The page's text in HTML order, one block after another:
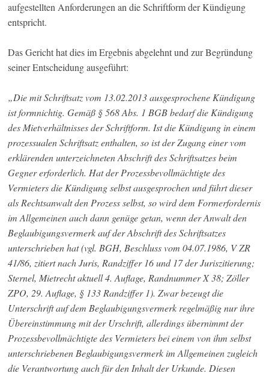
aufgestellten Anforderungen an die Schriftform der Kündigung
entspricht.
Das Gericht hat dies im Ergebnis abgelehnt und zur Begründung
seiner Entscheidung ausgeführt:
„Die mit Schriftsatz vom 13.02.2013 ausgesprochene Kündigung
ist formnichtig. Gemäß § 568 Abs. 1 BGB bedarf die Kündigung
des Mietverhältnisses der Schriftform. Ist die Kündigung in einem
prozessualen Schriftsatz enthalten, so ist der Zugang einer vom
erklärenden unterzeichneten Abschrift des Schriftsatzes beim
Gegner erforderlich. Hat der Prozessbevollmächtigte des
Vermieters die Kündigung selbst ausgesprochen und führt dieser
als Rechtsanwalt den Prozess selbst, so wird dem Formerfordernis
im Allgemeinen auch dann genüge getan, wenn der Anwalt den
Beglaubigungsvermerk auf der Abschrift des Schriftsatzes
unterschrieben hat (vgl. BGH, Beschluss vom 04.07.1986, V ZR
41/86, zitiert nach Juris, Randziffer 16 und 17 der Juriszitierung;
Sternel, Mietrecht aktuell 4. Auflage, Randnummer X 38; Zöller
ZPO, 29. Auflage, § 133 Randziffer 1). Zwar bezeugt die
Unterschrift auf dem Beglaubigungsvermerk regelmäßig nur ihre
Übereinstimmung mit der Urschrift, allerdings übernimmt der
Prozessbevollmächtigte des Vermieters bei einem von ihm selbst
unterschriebenen Beglaubigungsvermerk im Allgemeinen zugleich
die Verantwortung auch für den Inhalt der Urkunde. Diesen